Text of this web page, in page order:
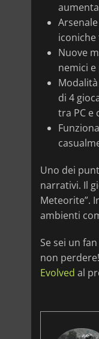
Nuove
nemici
di 4
tra PC e
Uno dei
narrativi. Il
Meteorite”.
ambienti
Se sei un
non
Evolved al